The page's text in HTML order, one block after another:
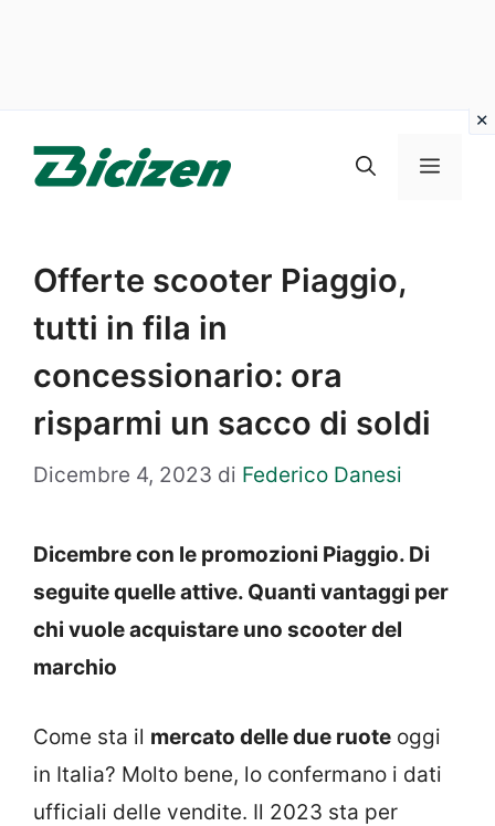
Menu
Offerte scooter Piaggio,
tutti in fila in
concessionario: ora
risparmi un sacco di soldi
Dicembre 4, 2023 di Federico Danesi
Dicembre con le promozioni Piaggio. Di
seguite quelle attive. Quanti vantaggi per
chi vuole acquistare uno scooter del
marchio
Come sta il mercato delle due ruote oggi
in Italia? Molto bene, lo confermano i dati
ufficiali delle vendite. Il 2023 sta per